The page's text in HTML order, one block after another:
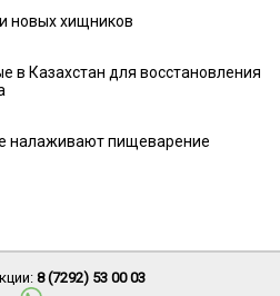
новых хищников
в Казахстан для восстановления
налаживают пищеварение
8 (7292) 53 00 03